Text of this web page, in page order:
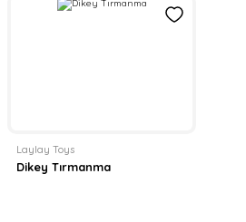
Laylay Toys
Dikey Tırmanma